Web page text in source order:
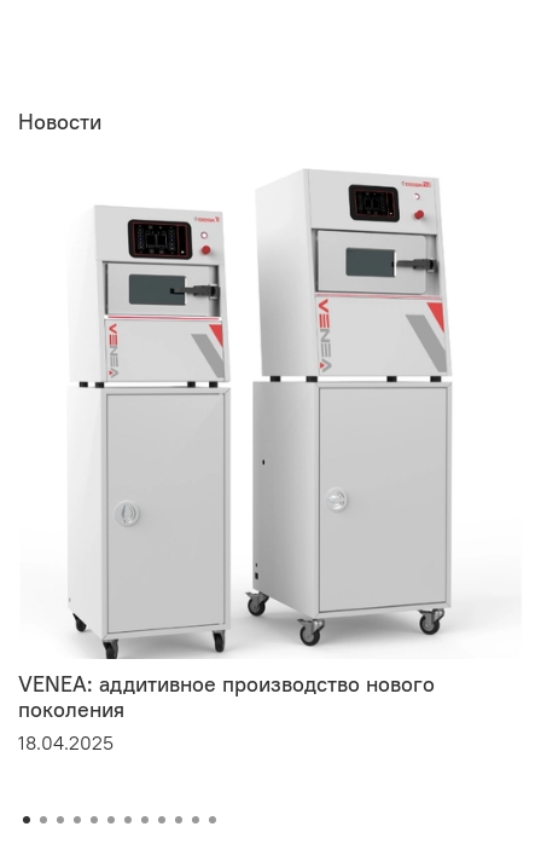
Новости
VENEA: аддитивное производство нового
поколения
18.04.2025